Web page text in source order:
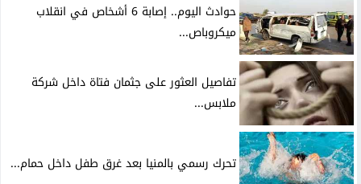
حوادث اليوم.. إصابة 6 أشخاص في انقلاب
ميكروباص...
تفاصيل العثور على جثمان فتاة داخل شركة
ملابس...
تحرك رسمي بالمنيا بعد غرق طفل داخل حمام...